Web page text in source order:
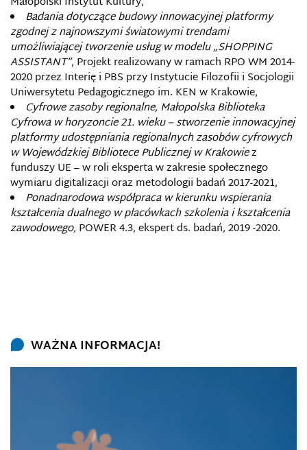
Badania dotyczące budowy innowacyjnej platformy
zgodnej z najnowszymi światowymi trendami
umożliwiającej tworzenie usług w modelu „SHOPPING
ASSISTANT”, Projekt realizowany w ramach RPO WM 2014-
2020 przez Interię i PBS przy Instytucie Filozofii i Socjologii
Uniwersytetu Pedagogicznego im. KEN w Krakowie,
Cyfrowe zasoby regionalne, Małopolska Biblioteka
Cyfrowa w horyzoncie 21. wieku – stworzenie innowacyjnej
platformy udostępniania regionalnych zasobów cyfrowych
w Wojewódzkiej Bibliotece Publicznej w Krakowiez
funduszy UE – w roli eksperta w zakresie społecznego
wymiaru digitalizacji oraz metodologii badań 2017-2021,
Ponadnarodowa współpraca w kierunku wspierania
kształcenia dualnego w placówkach szkolenia i kształcenia
zawodowego, POWER 4.3, ekspert ds. badań, 2019 -2020.
WAŻNA INFORMACJA!